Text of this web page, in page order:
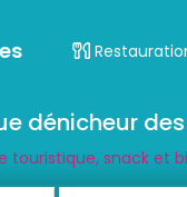
dénicheur
snack et